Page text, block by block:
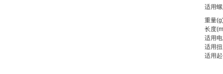
适用
重量
长度
适用
适用
适用